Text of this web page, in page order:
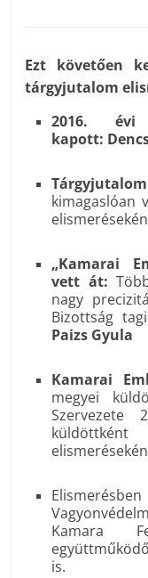
Ezt követően
tárgyjutalom
2016.
kapott:
kimagaslóan
„Kamarai
vett át:
nagy
Bizottság
Paizs Gyula
Kamarai
megyei
Szervezete
küldöttként
Kamara
is.